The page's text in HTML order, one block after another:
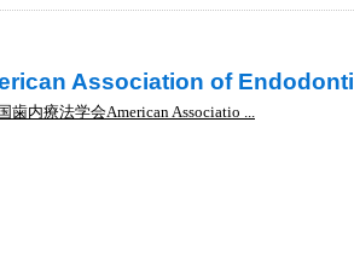
Association of
内療法学会American Associatio ...